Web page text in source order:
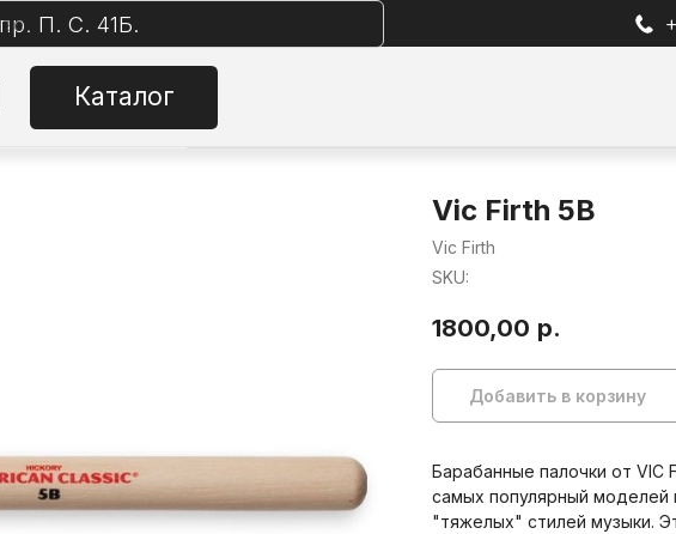
Vic Firth 5B
Vic Firth
SKU:
1800,00 р.
Добавить в корзину
Барабанные палочки от VIC
самых популярный моделей
"тяжелых" стилей музыки.